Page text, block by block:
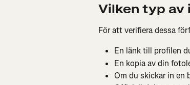
Vilken typ av
För att verifiera dessa
En länk till profilen
En kopia av din
Om du skickar in en